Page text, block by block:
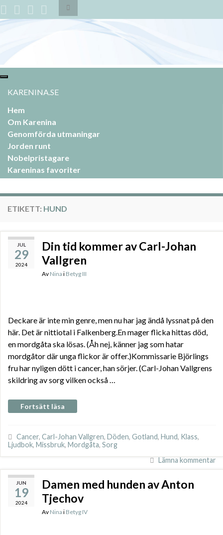
Slå
på/av
sökformulär
Slå
navigering
KARENINA.SE
Hem
Om Karenina
Genomförda utmaningar
Jorden runt
Nobelpristagare
Kareninas favoriter
ETIKETT: HUND
JUL
29
2024
Din tid kommer av Carl-Johan
Vallgren
Av Nina i Betyg III
Deckare är inte min genre, men nu har jag ändå lyssnat på den
här. Det är nittiotal i Falkenberg.En mager flicka hittas död,
en mordgåta ska lösas. (Åh nej, känner jag som hatar
mordgåtor där unga flickor är offer.)Kommissarie Björlings
fru har nyligen dött i cancer, han sörjer. (Carl-Johan Vallgrens
skildring av sorg vilken också …
Fortsätt läsa
Cancer, Carl-Johan Vallgren, Döden, Gotland, Hund, Klass,
Ljudbok, Missbruk, Mordgåta, Sorg
Lämna kommentar
JUN
19
2024
Damen med hunden av Anton
Tjechov
Av Nina i Betyg IV